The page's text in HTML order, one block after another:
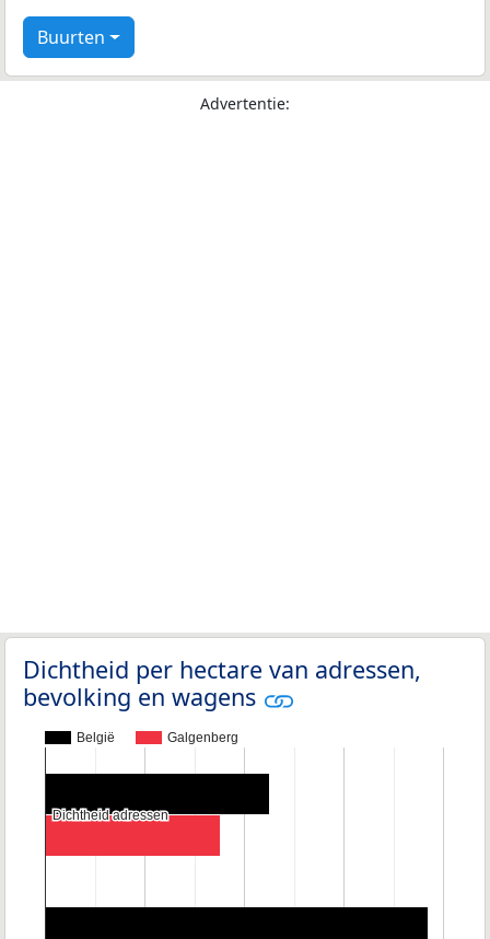
Buurten
Advertentie:
Dichtheid per hectare van adressen,
bevolking en wagens
België Galgenberg
Dichtheid adressen
Dichtheid adressen